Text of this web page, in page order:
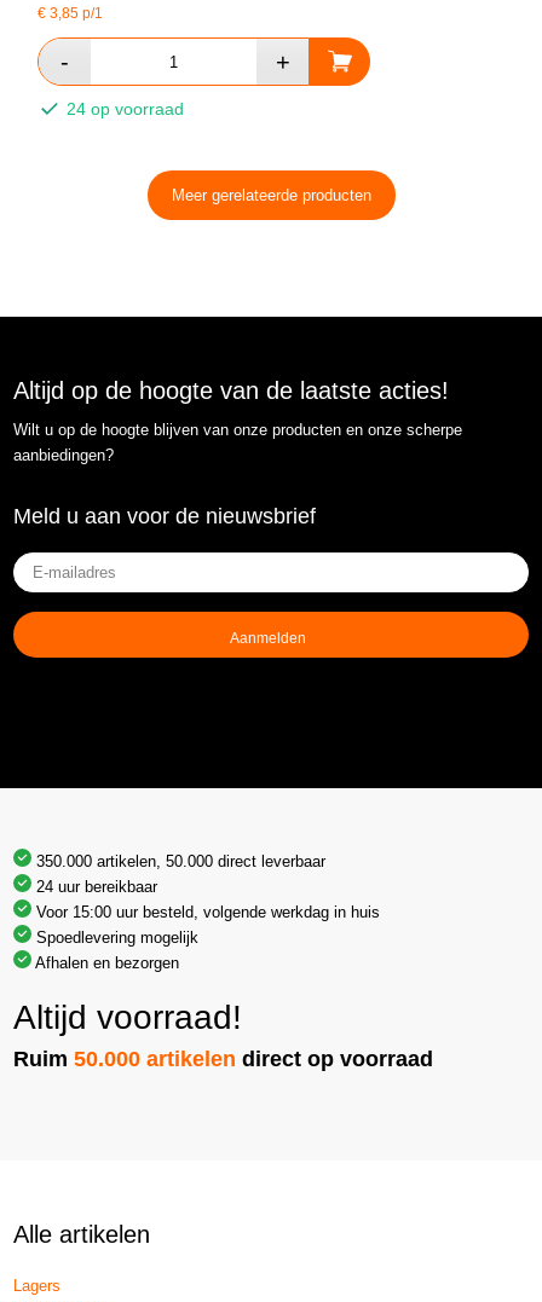
€3,85 p/1
24 op voorraad
Meer gerelateerde producten
Altijd op de hoogte van de laatste acties!
Wilt u op de hoogte blijven van onze producten en onze scherpe
aanbiedingen?
Meld u aan voor de nieuwsbrief
E-
mailadres
(Vereist)
350.000 artikelen, 50.000 direct leverbaar
24 uur bereikbaar
Voor 15:00 uur besteld, volgende werkdag in huis
Spoedlevering mogelijk
Afhalen en bezorgen
Altijd voorraad!
Ruim50.000 artikelen direct op voorraad
Alle artikelen
Lagers